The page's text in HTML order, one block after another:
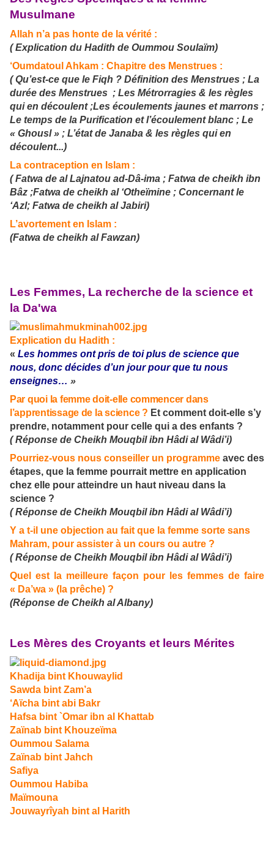
Musulmane
Allah n’a pas honte de la vérité :
( Explication du Hadith de Oummou Soulaïm)
‘Oumdatoul Ahkam : Chapitre des Menstrues :
( Qu’est-ce que le Fiqh ? Définition des Menstrues ; La
durée des Menstrues ; Les Métrorragies & les règles
qui en découlent ;Les écoulements jaunes et marrons ;
Le temps de la Purification et l’écoulement blanc ; Le
« Ghousl » ; L’état de Janaba & les règles qui en
découlent...)
La contraception en Islam :
( Fatwa de al Lajnatou ad-Dâ-ima ; Fatwa de cheikh ibn
Bâz ;Fatwa de cheikh al ‘Otheïmine ; Concernant le
‘Azl; Fatwa de cheikh al Jabiri)
L’avortement en Islam :
(Fatwa de cheikh al Fawzan)
Les Femmes, La recherche de la science et
la Da'wa
Explication du Hadith :
« Les hommes ont pris de toi plus de science que
nous, donc décides d’un jour pour que tu nous
enseignes… »
Par quoi la femme doit-elle commencer dans
l’apprentissage de la science ? Et comment doit-elle s’y
prendre, notamment pour celle qui a des enfants ?
( Réponse de Cheikh Mouqbil ibn Hâdi al Wâdi’i)
Pourriez-vous nous conseiller un programme avec des
étapes, que la femme pourrait mettre en application
chez elle pour atteindre un haut niveau dans la
science ?
( Réponse de Cheikh Mouqbil ibn Hâdi al Wâdi’i)
Y a t-il une objection au fait que la femme sorte sans
Mahram, pour assister à un cours ou autre ?
( Réponse de Cheikh Mouqbil ibn Hâdi al Wâdi’i)
Quel est la meilleure façon pour les femmes de faire
« Da’wa » (la prêche) ?
(Réponse de Cheikh al Albany)
Les Mères des Croyants et leurs Mérites
Khadija bint Khouwaylid
Sawda bint Zam’a
‘Aïcha bint abi Bakr
Hafsa bint `Omar ibn al Khattab
Zaïnab bint Khouzeïma
Oummou Salama
Zaïnab bint Jahch
Safiya
Oummou Habiba
Maïmouna
Jouwayrîyah bint al Harith